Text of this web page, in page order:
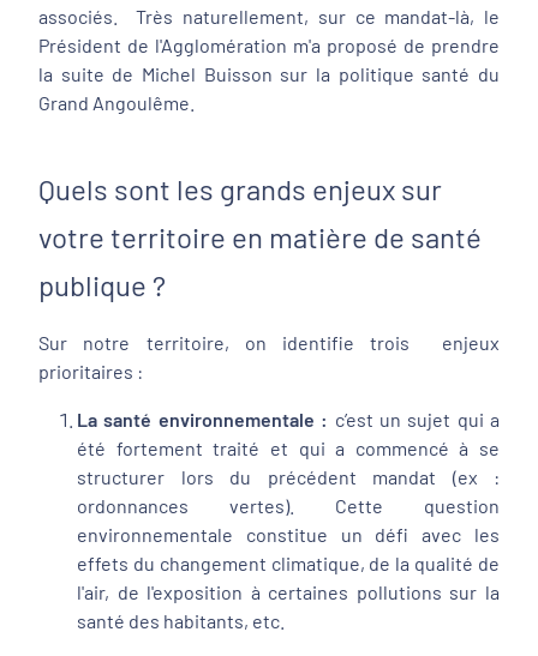
associés. Très naturellement, sur ce mandat-là, le
Président de l'Agglomération m'a proposé de prendre
la suite de Michel Buisson sur la politique santé du
Grand Angoulême.
Quels sont les grands enjeux sur
votre territoire en matière de santé
publique ?
Sur notre territoire, on identifie trois enjeux
prioritaires :
La santé environnementale : c’est un sujet qui a
été fortement traité et qui a commencé à se
structurer lors du précédent mandat (ex :
ordonnances vertes). Cette question
environnementale constitue un défi avec les
effets du changement climatique, de la qualité de
l'air, de l'exposition à certaines pollutions sur la
santé des habitants, etc.